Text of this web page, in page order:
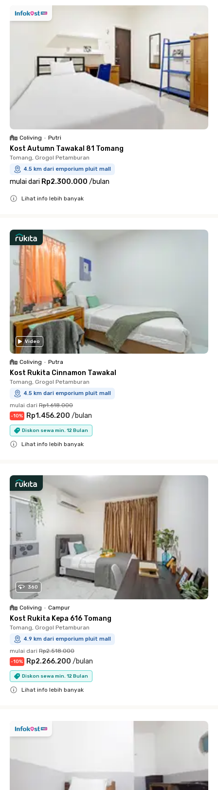
Coliving • Putri
Kost Autumn Tawakal 81 Tomang
Tomang, Grogol Petamburan
4.5 km dari emporium pluit mall
mulai dari Rp2.300.000 /bulan
Lihat info lebih banyak
Video
Coliving • Putra
Kost Rukita Cinnamon Tawakal
Tomang, Grogol Petamburan
4.5 km dari emporium pluit mall
mulai dari Rp1.618.000
-10% Rp1.456.200 /bulan
Diskon sewa min. 12 Bulan
Lihat info lebih banyak
360
Coliving • Campur
Kost Rukita Kepa 616 Tomang
Tomang, Grogol Petamburan
4.9 km dari emporium pluit mall
mulai dari Rp2.518.000
-10% Rp2.266.200 /bulan
Diskon sewa min. 12 Bulan
Lihat info lebih banyak